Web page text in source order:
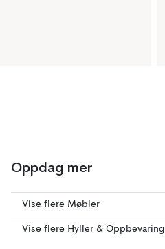
Oppdag mer
Vise flere Møbler
Vise flere Hyller & Oppbevaring